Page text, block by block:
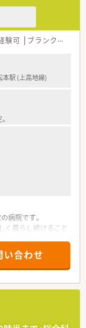
験可 ブランク可
本駅 (上高地線)
病院です。
く暮らし続けること
ズを捉え、医療・
ます。
ます。
も力を注いでいる
い合わせ